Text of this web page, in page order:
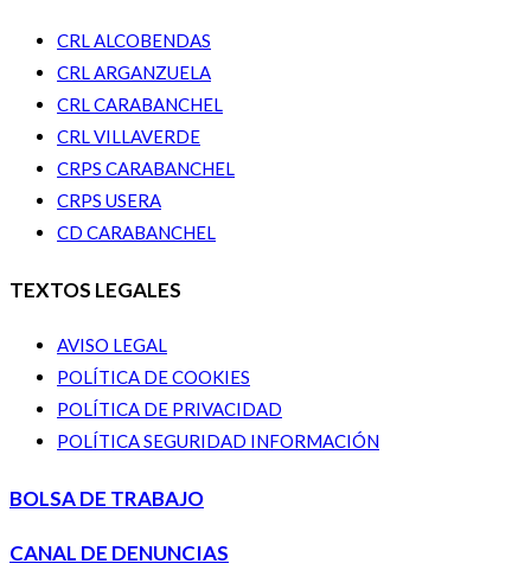
CRL ALCOBENDAS
CRL ARGANZUELA
CRL CARABANCHEL
CRL VILLAVERDE
CRPS CARABANCHEL
CRPS USERA
CD CARABANCHEL
TEXTOS LEGALES
AVISO LEGAL
POLÍTICA DE COOKIES
POLÍTICA DE PRIVACIDAD
POLÍTICA SEGURIDAD INFORMACIÓN
BOLSA DE TRABAJO
CANAL DE DENUNCIAS